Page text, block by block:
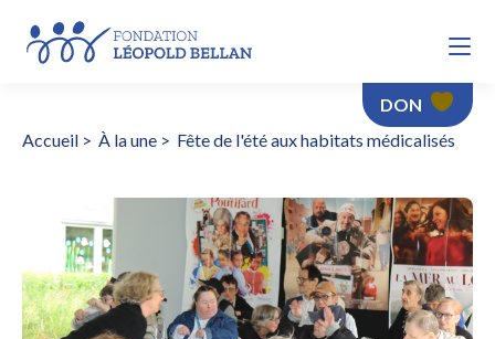
DON
Accueil > À la une > Fête de l'été aux habitats médicalisés